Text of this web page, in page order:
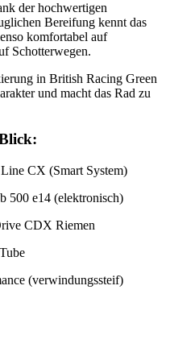
der hochwertigen
Bereifung kennt das
komfortabel auf
Schotterwegen.
in British Racing Green
und macht das Rad zu
CX (Smart System)
500 e14 (elektronisch)
CDX Riemen
(verwindungssteif)